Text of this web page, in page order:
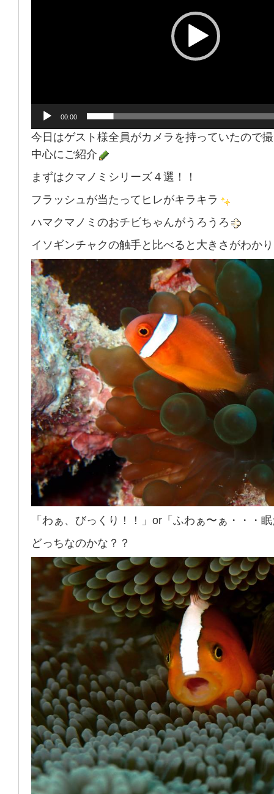
00:00
今日はゲスト様全員がカメラを持っていたので
中心にご紹介
まずはクマノミシリーズ４選！！
フラッシュが当たってヒレがキラキラ
ハマクマノミのおチビちゃんがうろうろ
イソギンチャクの触手と比べると大きさがわか
「わぁ、びっくり！！」or「ふわぁ〜ぁ・・・
どっちなのかな？？